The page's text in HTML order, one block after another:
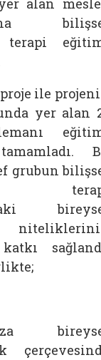
alan
terapi
ile
yer alan
grubun